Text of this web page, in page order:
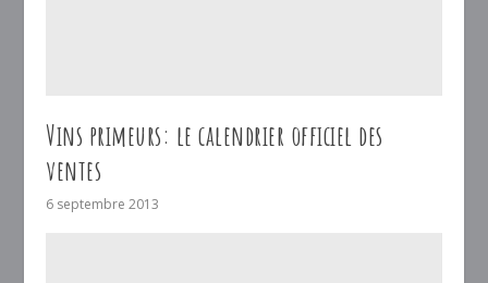
Vins primeurs: le calendrier officiel des
ventes
6 septembre 2013